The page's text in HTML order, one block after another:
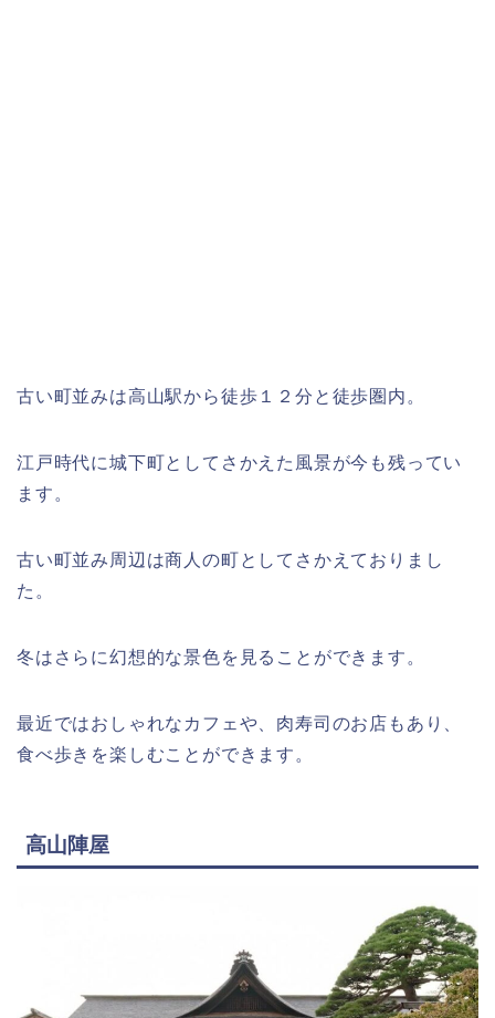
古い町並みは高山駅から徒歩１２分と徒歩圏内。
江戸時代に城下町としてさかえた風景が今も残ってい
ます。
古い町並み周辺は商人の町としてさかえておりまし
た。
冬はさらに幻想的な景色を見ることができます。
最近ではおしゃれなカフェや、肉寿司のお店もあり、
食べ歩きを楽しむことができます。
高山陣屋